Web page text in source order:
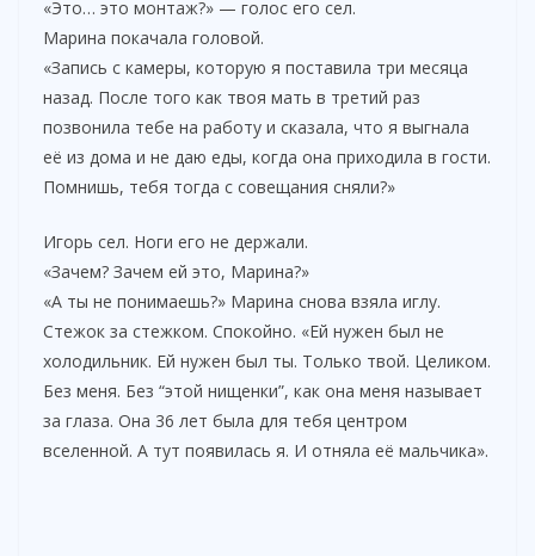
«Это… это монтаж?» — голос его сел.
Марина покачала головой.
«Запись с камеры, которую я поставила три месяца
назад. После того как твоя мать в третий раз
позвонила тебе на работу и сказала, что я выгнала
её из дома и не даю еды, когда она приходила в гости.
Помнишь, тебя тогда с совещания сняли?»
Игорь сел. Ноги его не держали.
«Зачем? Зачем ей это, Марина?»
«А ты не понимаешь?» Марина снова взяла иглу.
Стежок за стежком. Спокойно. «Ей нужен был не
холодильник. Ей нужен был ты. Только твой. Целиком.
Без меня. Без “этой нищенки”, как она меня называет
за глаза. Она 36 лет была для тебя центром
вселенной. А тут появилась я. И отняла её мальчика».